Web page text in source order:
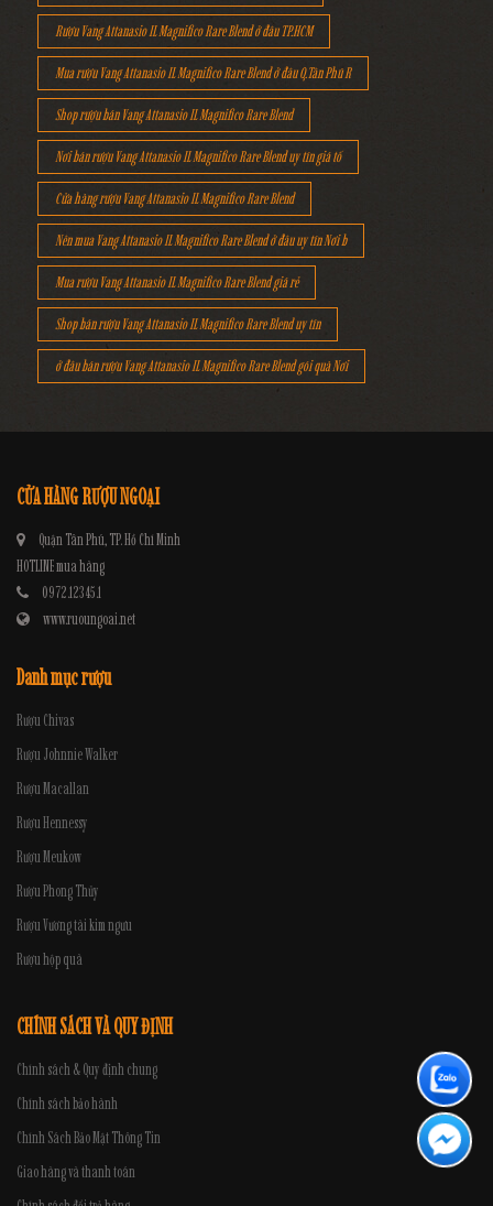
Rượu Vang Attanasio IL Magnifico Rare Blend ở đâu TP.HCM
Mua rượu Vang Attanasio IL Magnifico Rare Blend ở đâu Q.Tân Phú R
Shop rượu bán Vang Attanasio IL Magnifico Rare Blend
Nơi bán rượu Vang Attanasio IL Magnifico Rare Blend uy tín giá tố
Cửa hàng rượu Vang Attanasio IL Magnifico Rare Blend
Nên mua Vang Attanasio IL Magnifico Rare Blend ở đâu uy tín Nơi b
Mua rượu Vang Attanasio IL Magnifico Rare Blend giá rẻ
Shop bán rượu Vang Attanasio IL Magnifico Rare Blend uy tín
ở đâu bán rượu Vang Attanasio IL Magnifico Rare Blend gói quà Nơi
CỬA HÀNG RƯỢU NGOẠI
Quận Tân Phú, TP. Hồ Chí Minh
HOTLINE mua hàng
0972.12345.1
www.ruoungoai.net
Danh mục rượu
Rượu Chivas
Rượu Johnnie Walker
Rượu Macallan
Rượu Hennessy
Rượu Meukow
Rượu Phong Thủy
Rượu Vương tài kim ngưu
Rượu hộp quà
CHÍNH SÁCH VÀ QUY ĐỊNH
Chính sách & Quy định chung
Chính sách bảo hành
Chính Sách Bảo Mật Thông Tin
Giao hàng và thanh toán